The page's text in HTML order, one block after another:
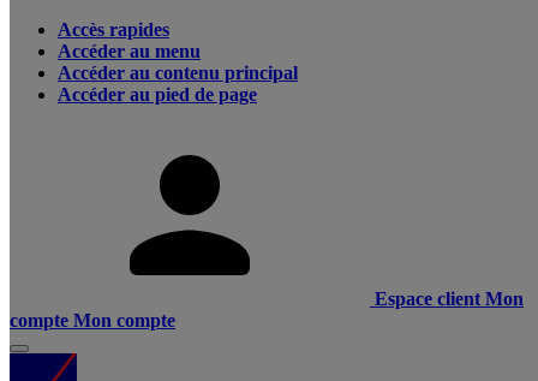
Accès rapides
Accéder au menu
Accéder au contenu principal
Accéder au pied de page
Espace client Mon
compte Mon compte